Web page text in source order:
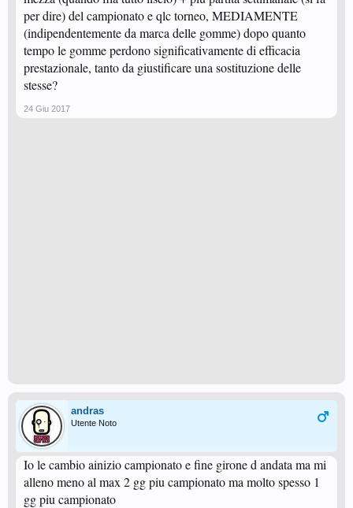
per dire) del campionato e qlc torneo, MEDIAMENTE
(indipendentemente da marca delle gomme) dopo quanto
tempo le gomme perdono significativamente di efficacia
prestazionale, tanto da giustificare una sostituzione delle
stesse?
24 Giu 2017
andras
Utente Noto
Io le cambio ainizio campionato e fine girone d andata ma mi
alleno meno al max 2 gg piu campionato ma molto spesso 1
gg piu campionato